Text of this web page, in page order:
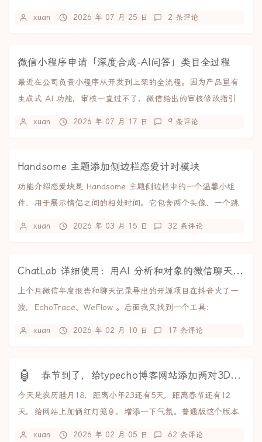
xuan 2026 年 07 月 25 日 2 条评论
微信小程序申请「深度合成-AI问答」类目全过程
最近在公司负责小程序从开发到上架的全流程。因为产品里有
生成式 AI 功能，审核一直过不了，微信给出的审核修改指引
xuan 2026 年 07 月 17 日 9 条评论
Handsome 主题添加侧边栏恋爱计时模块
功能介绍恋爱块是 Handsome 主题侧边栏中的一个温馨小组
件，用于展示情侣之间的相处时间。它包含两个头像、一个跳
xuan 2026 年 03 月 15 日 32 条评论
ChatLab 详细使用：用AI 分析和对象的微信聊天记录
上个月微信年度报告和聊天记录导出的开源项目在抖音火了一
波，EchoTrace、WeFlow 。后面我又找到一个工具：
xuan 2026 年 02 月 10 日 17 条评论
🏮 春节到了，给typecho博客网站添加两对3D红灯笼
今天是农历腊月18，距离小年23还有5天，距离春节还有12
天，给网站上加俩红灯笼🏮，增添一下气氛。普通版这个版本
xuan 2026 年 02 月 05 日 62 条评论